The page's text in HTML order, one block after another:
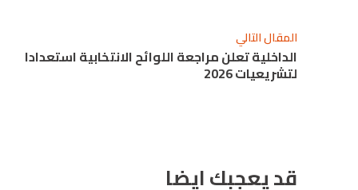
المقال التالي
الداخلية تعلن مراجعة اللوائح الانتخابية استعدادا
لتشريعيات 2026
قد يعجبك ايضا